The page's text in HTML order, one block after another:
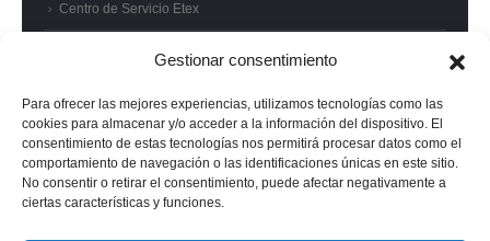
Gestionar consentimiento
Para ofrecer las mejores experiencias, utilizamos tecnologías como las
cookies para almacenar y/o acceder a la información del dispositivo. El
consentimiento de estas tecnologías nos permitirá procesar datos como el
comportamiento de navegación o las identificaciones únicas en este sitio.
No consentir o retirar el consentimiento, puede afectar negativamente a
ciertas características y funciones.
Centro de Servicio Etex
Superintendencia de Industria y Comercio